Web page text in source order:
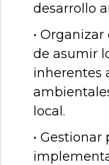
desarrollo
•
de asumir
inherentes
local.
• Gestionar